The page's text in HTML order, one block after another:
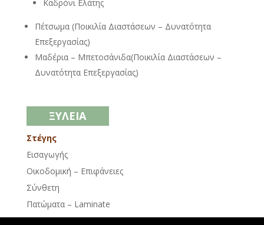
Καδρόνι Ελάτης
Πέτσωμα (Ποικιλία Διαστάσεων – Δυνατότητα
Επεξεργασίας)
Μαδέρια – Μπετοσάνιδα(Ποικιλία Διαστάσεων –
Δυνατότητα Επεξεργασίας)
ΞΥΛΕΙΑ
Στέγης
Εισαγωγής
Οικοδομική – Επιφάνειες
Σύνθετη
Πατώματα – Laminate